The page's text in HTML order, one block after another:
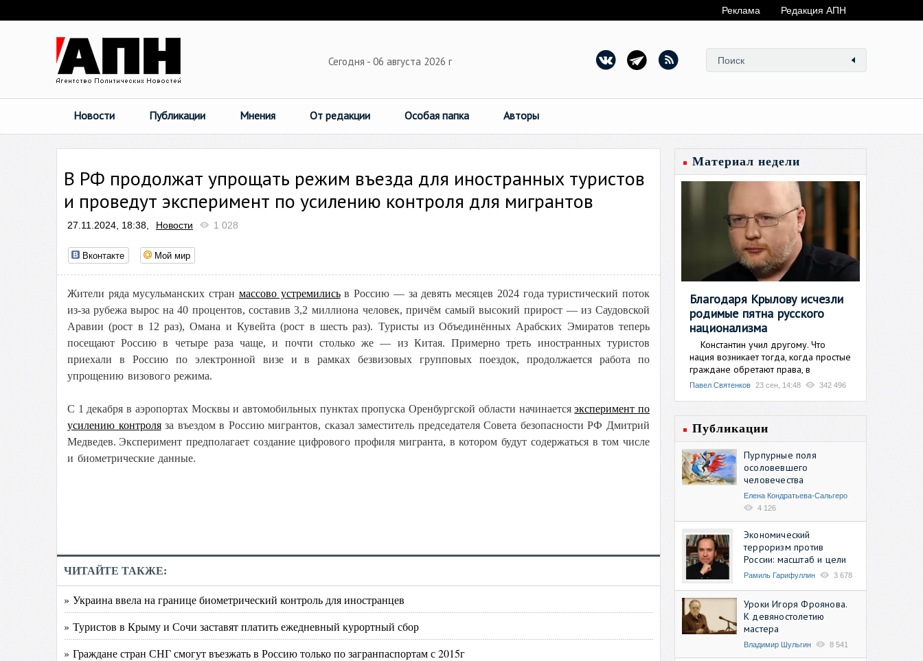
Реклама Редакция АПН
Сегодня - 06 августа 2026 г
Новости Публикации Мнения От редакции Особая папка Авторы
В РФ продолжат упрощать режим въезда для иностранных туристов
и проведут эксперимент по усилению контроля для мигрантов
27.11.2024, 18:38, Новости 1 028
Вконтакте Мой мир
Жители ряда мусульманских стран массово устремилисьв Россию — за девять месяцев 2024 года туристический поток
из-за рубежа вырос на 40 процентов, составив 3,2 миллиона человек, причём самый высокий прирост — из Саудовской
Аравии (рост в 12 раз), Омана и Кувейта (рост в шесть раз). Туристыиз Объединённых Арабских Эмиратов теперь
посещают Россию в четыре раза чаще, и почти столько же — из Китая. Примерно треть иностранных туристов
приехали в Россию по электронной визе и в рамках безвизовых групповых поездок, продолжается работа по
упрощению визового режима.
С 1 декабря в аэропортах Москвы и автомобильных пунктах пропуска Оренбургской области начинаетсяэксперимент по
усилению контроляза въездом в Россию мигрантов, сказал заместитель председателя Совета безопасности РФ Дмитрий
Медведев. Эксперимент предполагает создание цифрового профиля мигранта, в котором будут содержаться в том числе
и биометрические данные.
ЧИТАЙТЕ ТАКЖЕ:
» Украина ввела на границе биометрический контроль для иностранцев
» Туристов в Крыму и Сочи заставят платить ежедневный курортный сбор
» Граждане стран СНГ смогут въезжать в Россию только по загранпаспортам с 2015г
Материал недели
Благодаря Крылову исчезли
родимые пятна русского
национализма
Константин учил другому. Что
нация возникает тогда, когда простые
граждане обретают права, в
Павел Святенков 23 сен, 14:48 342 496
Публикации
Пурпурные поля
осоловевшего
человечества
Елена Кондратьева-Сальгеро
4 126
Экономический
терроризм против
России: масштаб и цели
Рамиль Гарифуллин 3 678
Уроки Игоря Фроянова.
К девяностолетию
мастера
Владимир Шульгин 8 541